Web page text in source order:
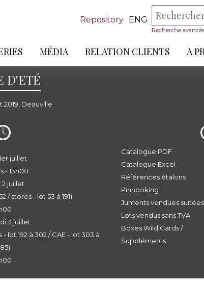
Repository ENG
Recherche
MÉDIA RELATION CLIENTS A
D'ETÉ
2019, Deauville
juillet
- 13h00
2 juillet
/ stores - lot 53 à 191)
3 juillet
lot 192 à 302 / CAE - lot 303 à
Catalogue PDF
Catalogue Excel
Références étalons
Pinhooking
Juments vendues suitées
Lots vendus sans TVA
Boxes Wild Cards /
Suppléments